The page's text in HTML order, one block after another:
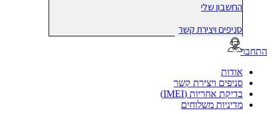
החשבון שלי
סניפים ויצירת קשר
אודות
סניפים ויצירת קשר
בדיקת אחריות (IMEI)
מדיניות משלוחים